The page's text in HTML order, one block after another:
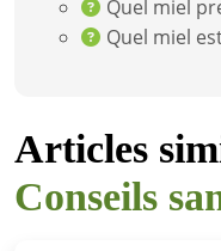
Quel miel
Quel miel
Articles
Conseils